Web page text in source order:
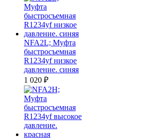
NFA2L; Муфта
быстросъемная
R1234yf низкое
давление. синяя
1 020 ₽